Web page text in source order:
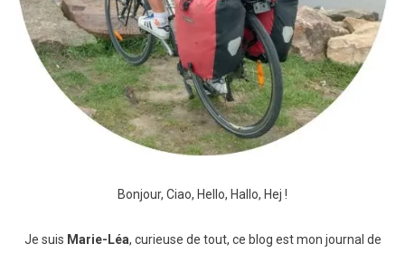
Bonjour, Ciao, Hello, Hallo, Hej !
Je suis Marie-Léa, curieuse de tout, ce blog est mon journal de